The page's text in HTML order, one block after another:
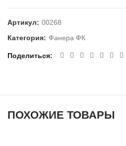
Артикул: 00268
Категория: Фанера ФК
Поделиться
ПОХОЖИЕ ТОВАРЫ